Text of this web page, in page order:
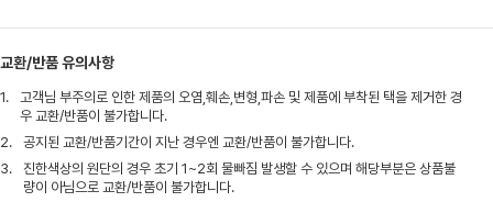
교환/반품 유의사항
1.
고객님 부주의로 인한 제품의 오염,훼손,변형,파손 및 제품에 부착된 택을 제거한 경
우 교환/반품이 불가합니다.
2.
공지된 교환/반품기간이 지난 경우엔 교환/반품이 불가합니다.
3.
진한색상의 원단의 경우 초기 1~2회 물빠짐 발생할 수 있으며 해당부분은 상품불
량이 아님으로 교환/반품이 불가합니다.